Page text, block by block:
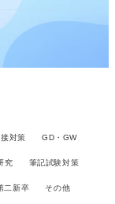
対策 GD・GW
究 筆記試験対策
二新卒 その他